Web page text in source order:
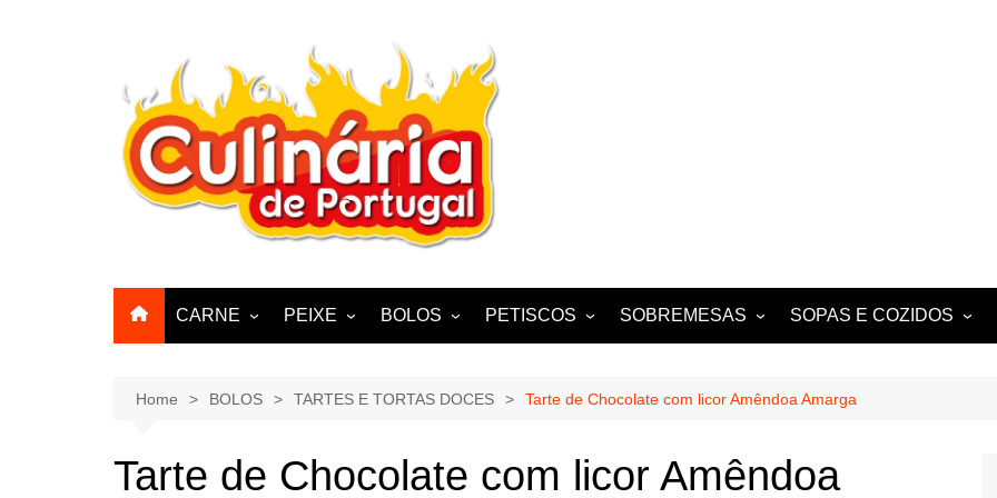
CARNE
FRANGO, PERÚ, PATO
PEIXE
POLVO, LULAS, CHOCO
BOLOS
BISCOITOS
PASTEIS, QUEQUES E
CUPCAKES
PETISCOS
SALADAS
SOBREMESAS
FOLHADOS
TARTES E TORTAS
DOCES
SOPAS E COZIDOS
ENSOPADOS
GUISADOS
Home BOLOS TARTES E TORTAS DOCES Tarte de Chocolate com licor Amêndoa Amarga
Tarte de Chocolate com licor Amêndoa